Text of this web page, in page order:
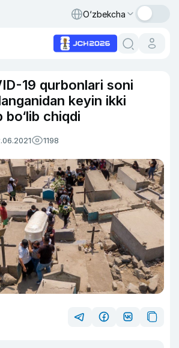
O‘zbekcha
19 qurbonlari soni
keyin ikki
bo‘lib chiqdi
1198